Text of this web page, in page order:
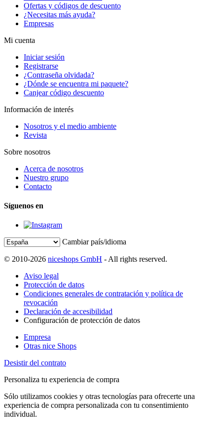
Ofertas y códigos de descuento
¿Necesitas más ayuda?
Empresas
Mi cuenta
Iniciar sesión
Registrarse
¿Contraseña olvidada?
¿Dónde se encuentra mi paquete?
Canjear código descuento
Información de interés
Nosotros y el medio ambiente
Revista
Sobre nosotros
Acerca de nosotros
Nuestro grupo
Contacto
Síguenos en
Cambiar país/idioma
© 2010-2026 niceshops GmbH - All rights reserved.
Aviso legal
Protección de datos
Condiciones generales de contratación y política de
revocación
Declaración de accesibilidad
Configuración de protección de datos
Empresa
Otras nice Shops
Desistir del contrato
Personaliza tu experiencia de compra
Sólo utilizamos cookies y otras tecnologías para ofrecerte una
experiencia de compra personalizada con tu consentimiento
individual.